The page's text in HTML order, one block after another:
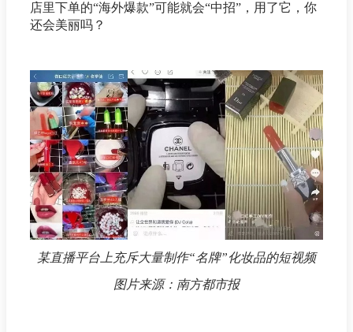
店里下单的“海外爆款”可能就会“中招”，用了它，你
还会美丽吗？
某直播平台上充斥大量制作“名牌”化妆品的短视频
图片来源：南方都市报